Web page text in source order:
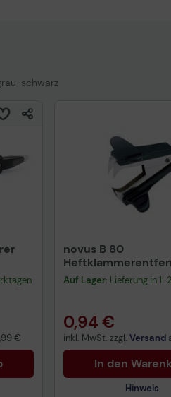
schwarz
€
novus B 80
schwarz
Auf Lager: Lieferung in
0,94 €
inkl. MwSt. zzgl. Versand
In den
Hinweis